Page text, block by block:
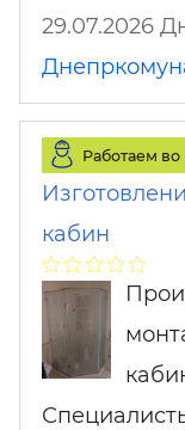
29.07.2026
Работаем
кабин